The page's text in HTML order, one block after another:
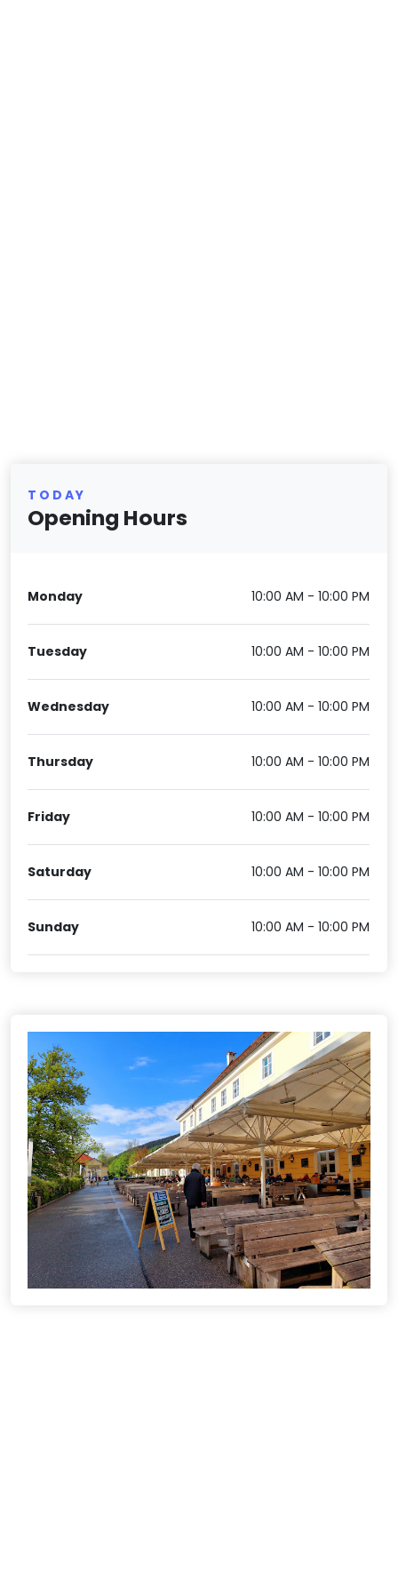
TODAY
Opening Hours
Monday 10:00 AM - 10:00 PM
Tuesday 10:00 AM - 10:00 PM
Wednesday 10:00 AM - 10:00 PM
Thursday 10:00 AM - 10:00 PM
Friday 10:00 AM - 10:00 PM
Saturday 10:00 AM - 10:00 PM
Sunday 10:00 AM - 10:00 PM